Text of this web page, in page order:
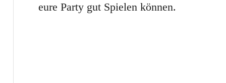
eure Party gut Spielen können.